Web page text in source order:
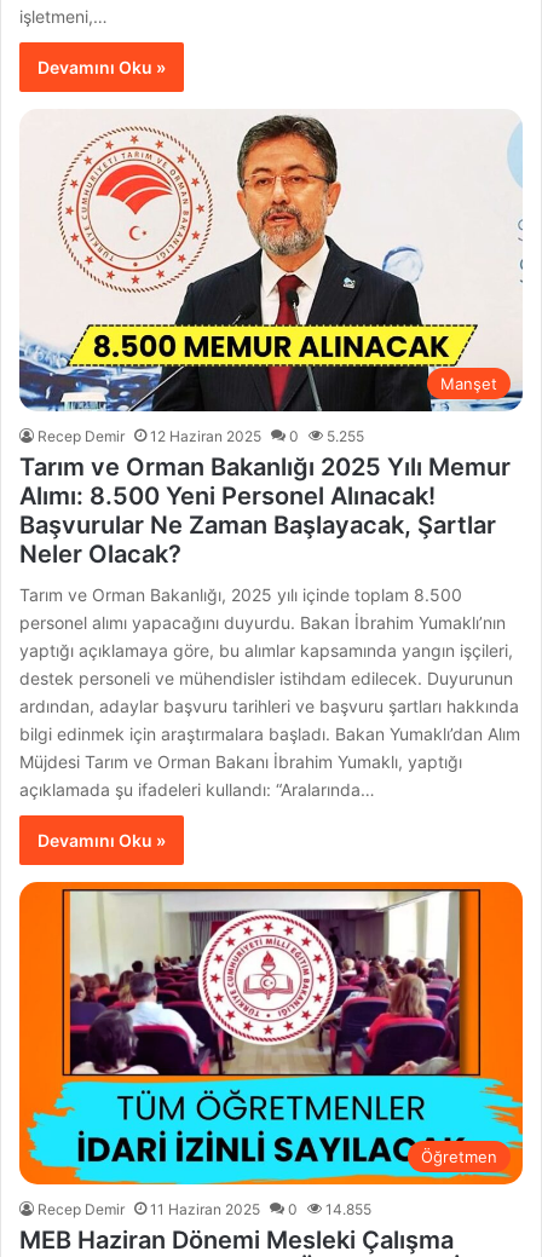
işletmeni,…
Devamını Oku »
Manşet
Recep Demir 12 Haziran 2025 0 5.255
Tarım ve Orman Bakanlığı 2025 Yılı Memur
Alımı: 8.500 Yeni Personel Alınacak!
Başvurular Ne Zaman Başlayacak, Şartlar
Neler Olacak?
Tarım ve Orman Bakanlığı, 2025 yılı içinde toplam 8.500
personel alımı yapacağını duyurdu. Bakan İbrahim Yumaklı’nın
yaptığı açıklamaya göre, bu alımlar kapsamında yangın işçileri,
destek personeli ve mühendisler istihdam edilecek. Duyurunun
ardından, adaylar başvuru tarihleri ve başvuru şartları hakkında
bilgi edinmek için araştırmalara başladı. Bakan Yumaklı’dan Alım
Müjdesi Tarım ve Orman Bakanı İbrahim Yumaklı, yaptığı
açıklamada şu ifadeleri kullandı: “Aralarında…
Devamını Oku »
Öğretmen
Recep Demir 11 Haziran 2025 0 14.855
MEB Haziran Dönemi Mesleki Çalışma